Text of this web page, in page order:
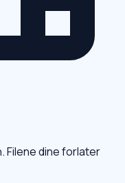
Filene dine forlater